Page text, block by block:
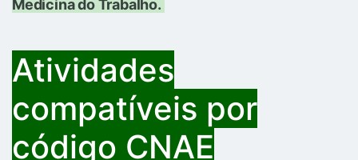
Medicina do Trabalho.
Atividades
compatíveis por
código CNAE